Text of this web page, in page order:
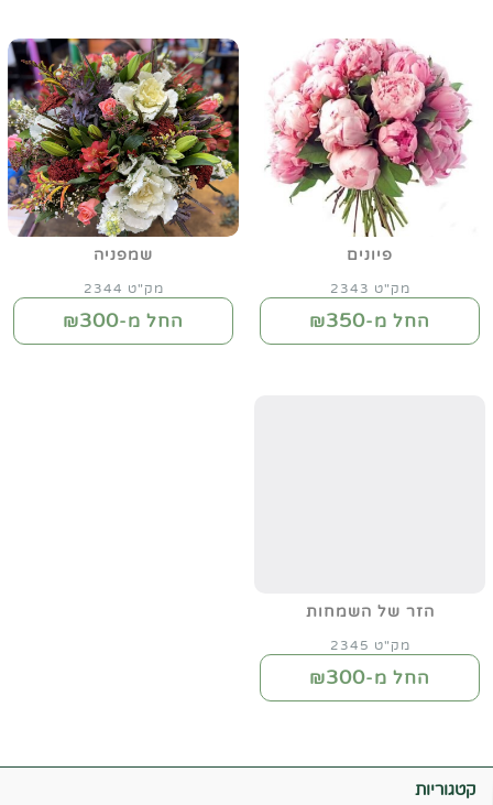
פיונים
מק"ט 2343
החל מ-₪350
שמפניה
מק"ט 2344
החל מ-₪300
הזר של השמחות
מק"ט 2345
החל מ-₪300
קטגוריות